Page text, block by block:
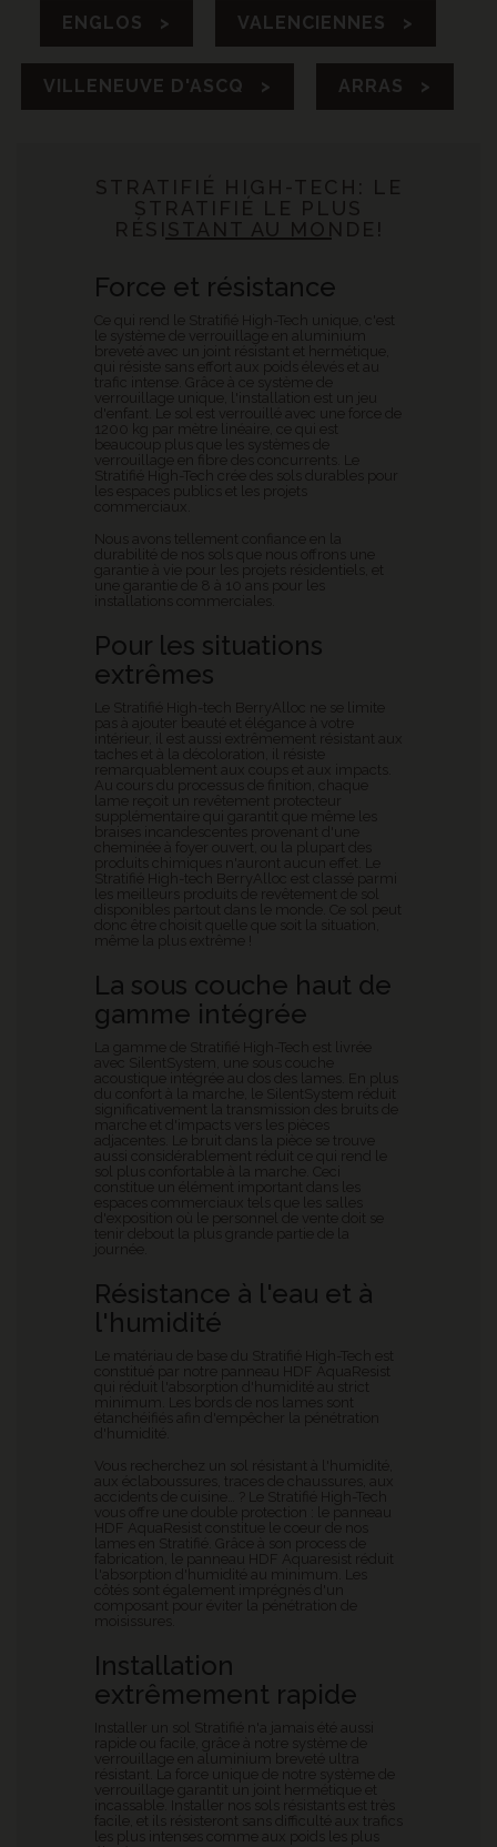
ENGLOS > VALENCIENNES >
VILLENEUVE D'ASCQ > ARRAS >
STRATIFIÉ HIGH-TECH: LE
STRATIFIÉ LE PLUS
RÉSISTANT AU MONDE!
Force et résistance
Ce qui rend le Stratifié High-Tech unique, c'est
le système de verrouillage en aluminium
breveté avec un joint résistant et hermétique,
qui résiste sans effort aux poids élevés et au
trafic intense. Grâce à ce système de
verrouillage unique, l'installation est un jeu
d'enfant. Le sol est verrouillé avec une force de
1200 kg par mètre linéaire, ce qui est
beaucoup plus que les systèmes de
verrouillage en fibre des concurrents. Le
Stratifié High-Tech crée des sols durables pour
les espaces publics et les projets
commerciaux.
Nous avons tellement confiance en la
durabilité de nos sols que nous offrons une
garantie à vie pour les projets résidentiels, et
une garantie de 8 à 10 ans pour les
installations commerciales.
Pour les situations
extrêmes
Le Stratifié High-tech BerryAlloc ne se limite
pas à ajouter beauté et élégance à votre
intérieur, il est aussi extrêmement résistant aux
taches et à la décoloration, il résiste
remarquablement aux coups et aux impacts.
Au cours du processus de finition, chaque
lame reçoit un revêtement protecteur
supplémentaire qui garantit que même les
braises incandescentes provenant d'une
cheminée à foyer ouvert, ou la plupart des
produits chimiques n'auront aucun effet. Le
Stratifié High-tech BerryAlloc est classé parmi
les meilleurs produits de revêtement de sol
disponibles partout dans le monde. Ce sol peut
donc être choisit quelle que soit la situation,
même la plus extrême !
La sous couche haut de
gamme intégrée
La gamme de Stratifié High-Tech est livrée
avec SilentSystem, une sous couche
acoustique intégrée au dos des lames. En plus
du confort à la marche, le SilentSystem réduit
significativement la transmission des bruits de
marche et d'impacts vers les pièces
adjacentes. Le bruit dans la pièce se trouve
aussi considérablement réduit ce qui rend le
sol plus confortable à la marche. Ceci
constitue un élément important dans les
espaces commerciaux tels que les salles
d'exposition où le personnel de vente doit se
tenir debout la plus grande partie de la
Résistance à l'eau et à
l'humidité
Le matériau de base du Stratifié High-Tech est
constitué par notre panneau HDF AquaResist
qui réduit l'absorption d'humidité au strict
minimum. Les bords de nos lames sont
étanchéifiés afin d'empêcher la pénétration
d'humidité.
Vous recherchez un sol résistant à l'humidité,
aux éclaboussures, traces de chaussures, aux
accidents de cuisine… ? Le Stratifié High-Tech
vous offre une double protection : le panneau
HDF AquaResist constitue le coeur de nos
lames en Stratifié. Grâce à son process de
fabrication, le panneau HDF Aquaresist réduit
l'absorption d'humidité au minimum. Les
côtés sont également imprégnés d'un
composant pour éviter la pénétration de
moisissures.
Installation
extrêmement rapide
Installer un sol Stratifié n'a jamais été aussi
rapide ou facile, grâce à notre système de
verrouillage en aluminium breveté ultra
résistant. La force unique de notre système de
verrouillage garantit un joint hermétique et
incassable. Installer nos sols résistants est très
facile, et ils résisteront sans difficulté aux trafics
les plus intenses comme aux poids les plus